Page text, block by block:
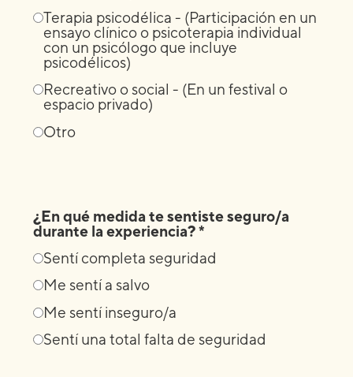
Terapia psicodélica - (Participación en un
ensayo clínico o psicoterapia individual
con un psicólogo que incluye
psicodélicos)
Recreativo o social - (En un festival o
espacio privado)
Otro
¿En qué medida te sentiste seguro/a
durante la experiencia? *
Sentí completa seguridad
Me sentí a salvo
Me sentí inseguro/a
Sentí una total falta de seguridad